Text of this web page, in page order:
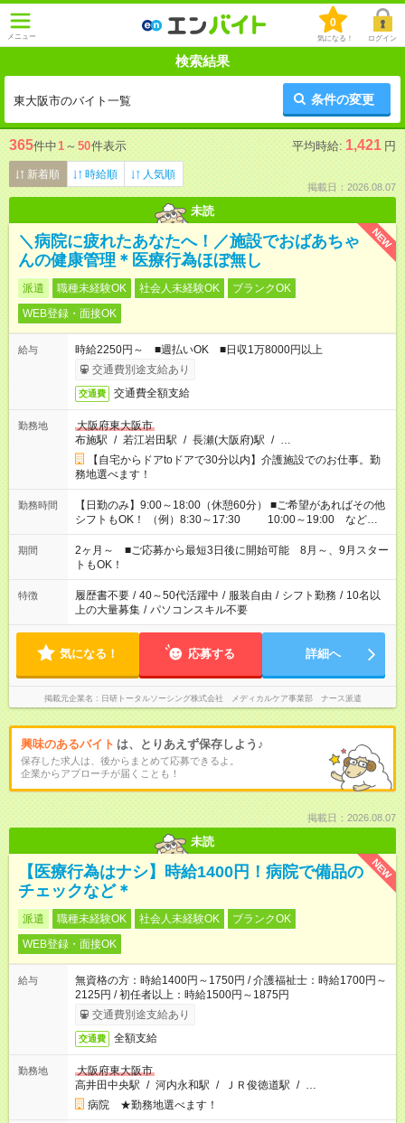
メニュー
0
気になる！ ログイン
検索結果
東大阪市のバイト一覧 条件の変更
365件中1 ～ 50件表示 平均時給: 1,421 円
新着順 時給順 人気順
掲載日：2026.08.07
未読
NEW
＼病院に疲れたあなたへ！／施設でおばあちゃ
んの健康管理＊医療行為ほぼ無し
派遣 職種未経験OK 社会人未経験OK
ブランクOK
WEB登録・面接OK
給与
時給2250円～ ■週払いOK ■日収1万8000円以上
交通費別途支給あり
交通費 交通費全額支給
勤務地
大阪府東大阪市
布施駅 / 若江岩田駅 / 長瀬(大阪府)駅 / …
【自宅からドアtoドアで30分以内】介護施設でのお仕事。勤
務地選べます！
勤務時間
【日勤のみ】9:00～18:00（休憩60分） ■ご希望があればその他
シフトもOK！ （例）8:30～17:30 10:00～19:00 など
「家族とお休みを合わせたい」 「できれば残業はしたくない」
など、あなたのご希望に沿ったお仕事をご紹介します！ ※Wワ
ーク希望の方へ 今ご覧のお仕事で希望する勤務時間と、もう1つ
のお仕事の勤務時間。 合計で週40時間を超える場合は応募でき
ません
期間
2ヶ月～ ■ご応募から最短3日後に開始可能 8月～、9月スター
トもOK！
特徴 履歴書不要 / 40～50代活躍中 / 服装自由 / シフト勤務 / 10名以
上の大量募集 / パソコンスキル不要
気になる！ 応募する 詳細へ
掲載元企業名 日研トータルソーシング株式会社 メディカルケア事業部 ナース派遣
興味のあるバイト は、とりあえず保存しよう♪
保存した求人は、後からまとめて応募できるよ。
企業からアプローチが届くことも！
掲載日：2026.08.07
未読
NEW
【医療行為はナシ】時給1400円！病院で備品の
チェックなど＊
派遣 職種未経験OK 社会人未経験OK
ブランクOK
WEB登録・面接OK
給与
無資格の方：時給1400円～1750円 / 介護福祉士：時給1700円～
2125円 / 初任者以上：時給1500円～1875円
交通費別途支給あり
交通費 全額支給
勤務地
大阪府東大阪市
高井田中央駅 / 河内永和駅 / ＪＲ俊徳道駅 / …
病院 ★勤務地選べます！